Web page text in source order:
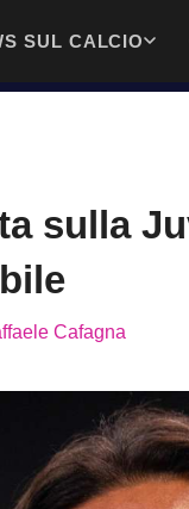
SUL CALCIO
sulla
Cafagna